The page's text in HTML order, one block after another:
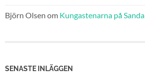
Björn Olsen om Kungastenarna på Sanda
SENASTE INLÄGGEN